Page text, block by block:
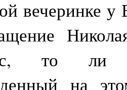
вечеринке у
то ли
на